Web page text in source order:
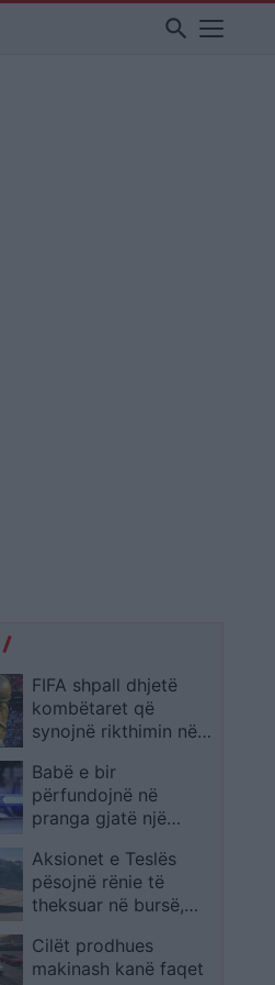
search
FIFA shpall dhjetë
kombëtaret që
synojnë rikthimin në
Babë e bir
përfundojnë në
pranga gjatë një
sekuestrohen 5 kg
kanabis
Aksionet e Teslës
pësojnë rënie të
theksuar në bursë,
shitjeve
Cilët prodhues
makinash kanë faqet